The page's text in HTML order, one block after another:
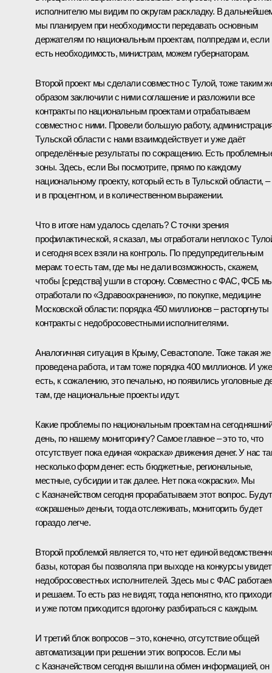
исполнителю мы видим по округам раскладку. В
мы планируем при необходимости передавать основным
держателям по национальным проектам, полпредам и, если
есть необходимость, министрам, можем губернаторам.
Второй проект мы сделали совместно с Тулой, тоже таким
образом заключили с ними соглашение и разложили все
контракты по национальным проектам и отрабатываем
совместно с ними. Провели большую работу,
Тульской области с нами взаимодействует и уже даёт
определённые результаты по сокращению. Есть
зоны. Здесь, если Вы посмотрите, прямо по каждому
национальному проекту, который есть в Тульской области, –
и в процентном, и в количественном выражении.
Что в итоге нам удалось сделать? С точки зрения
профилактической, я сказал, мы отработали неплохо с
и сегодня всех взяли на контроль. По предупредительным
мерам: то есть там, где мы не дали возможность, скажем,
чтобы [средства] ушли в сторону. Совместно с ФАС, ФСБ
отработали по «Здравоохранению», по покупке, медицине
Московской области: порядка 450 миллионов – расторгнуты
контракты с недобросовестными исполнителями.
Аналогичная ситуация в Крыму, Севастополе. Тоже такая же
проведена работа, и там тоже порядка 400 миллионов. И уже
есть, к сожалению, это печально, но появились уголовные
там, где национальные проекты идут.
Какие проблемы по национальным проектам на сегодняшний
день, по нашему мониторингу? Самое главное – это то, что
отсутствует пока единая «окраска» движения денег. У нас
несколько форм денег: есть бюджетные, региональные,
местные, субсидии и так далее. Нет пока «окраски». Мы
с Казначейством сегодня прорабатываем этот вопрос. Будут
«окрашены» деньги, тогда отслеживать, мониторить будет
гораздо легче.
Второй проблемой является то, что нет единой
базы, которая бы позволяла при выходе на конкурсы
недобросовестных исполнителей. Здесь мы с ФАС
и решаем. То есть раз не видят, тогда непонятно, кто
и уже потом приходится вдогонку разбираться с каждым.
И третий блок вопросов – это, конечно, отсутствие общей
автоматизации при решении этих вопросов. Если мы
с Казначейством сегодня вышли на обмен информацией, он